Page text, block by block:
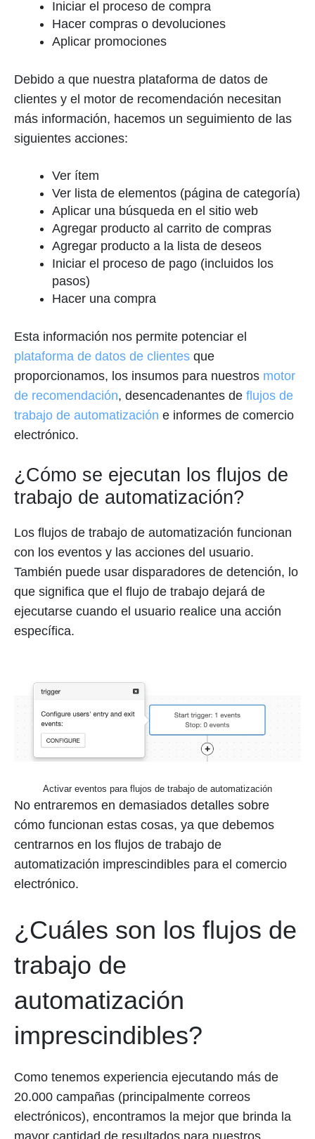
Iniciar el proceso de compra
Hacer compras o devoluciones
Aplicar promociones
Debido a que nuestra plataforma de datos de
clientes y el motor de recomendación necesitan
más información, hacemos un seguimiento de las
siguientes acciones:
Ver ítem
Ver lista de elementos (página de categoría)
Aplicar una búsqueda en el sitio web
Agregar producto al carrito de compras
Agregar producto a la lista de deseos
Iniciar el proceso de pago (incluidos los
pasos)
Hacer una compra
Esta información nos permite potenciar el
plataforma de datos de clientes que
proporcionamos, los insumos para nuestros motor
de recomendación, desencadenantes de flujos de
trabajo de automatización e informes de comercio
electrónico.
¿Cómo se ejecutan los flujos de
trabajo de automatización?
Los flujos de trabajo de automatización funcionan
con los eventos y las acciones del usuario.
También puede usar disparadores de detención, lo
que significa que el flujo de trabajo dejará de
ejecutarse cuando el usuario realice una acción
específica.
Activar eventos para flujos de trabajo de automatización
No entraremos en demasiados detalles sobre
cómo funcionan estas cosas, ya que debemos
centrarnos en los flujos de trabajo de
automatización imprescindibles para el comercio
electrónico.
¿Cuáles son los flujos de
trabajo de
automatización
imprescindibles?
Como tenemos experiencia ejecutando más de
20.000 campañas (principalmente correos
electrónicos), encontramos la mejor que brinda la